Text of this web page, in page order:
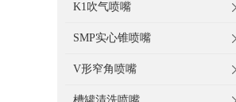
K1吹气喷嘴
SMP实心锥喷嘴
V形窄角喷嘴